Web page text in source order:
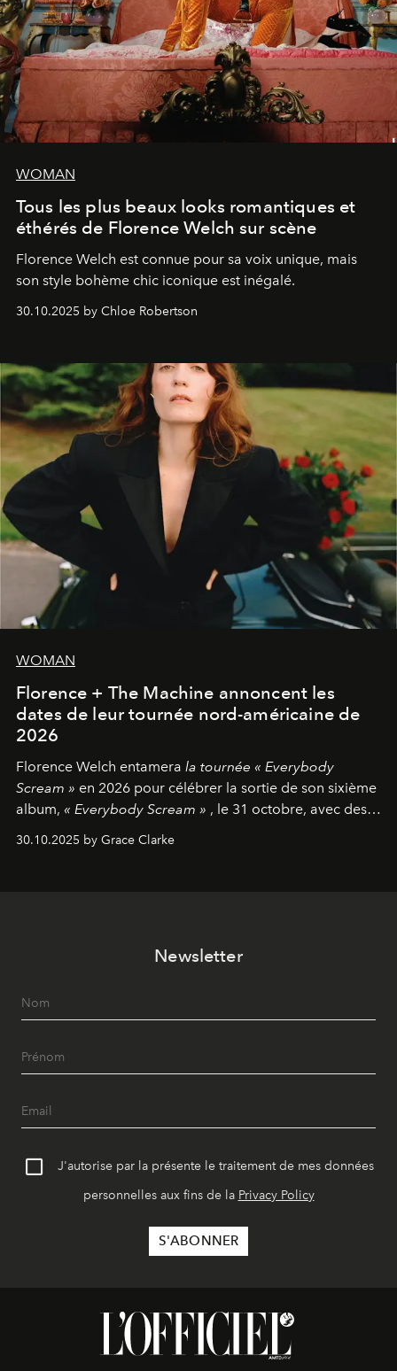
WOMAN
Tous les plus beaux looks romantiques et
éthérés de Florence Welch sur scène
Florence Welch est connue pour sa voix unique, mais
son style bohème chic iconique est inégalé.
30.10.2025 by Chloe Robertson
WOMAN
Florence + The Machine annoncent les
dates de leur tournée nord-américaine de
2026
Florence Welch entamera la tournée « Everybody
Scream » en 2026 pour célébrer la sortie de son sixième
album, « Everybody Scream » , le 31 octobre, avec des
30.10.2025 by Grace Clarke
Newsletter
J'autorise par la présente le traitement de mes données
personnelles aux fins de la Privacy Policy